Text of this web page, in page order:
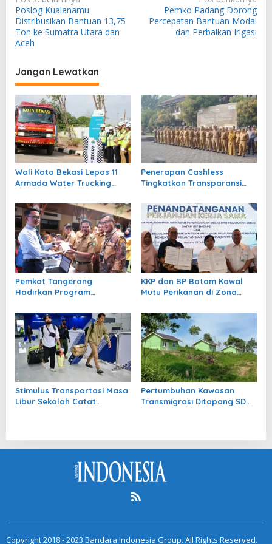
a
v
i
g
a
s
i
p
o
s
Poslog Kualanamu
Distribusikan Bantuan 13,75
Ton ke Sumatra Utara dan
Aceh
Pemko Padang Dorong
Percepatan Bantuan Modal
dan Perbaikan Irigasi
Jangan Lewatkan
Wali Kota Bekasi Lepas 11
Armada Water Trucking
Kemarau
Penerapan Cashless
Tingkatkan Transparansi
Daerah Garut
Pemkot Tangerang
Hadirkan Program
Daerah
KKP dan BP Batam Kawal
Mutu Perikanan di Zona
Stimulus Transportasi Masa
Libur Sekolah Catat
Pertumbuhan Kawasan
Transmigrasi Ditopang SDM
Copyright 2018 - 2023 Bandara Indonesia Group. All Rights Reserved.